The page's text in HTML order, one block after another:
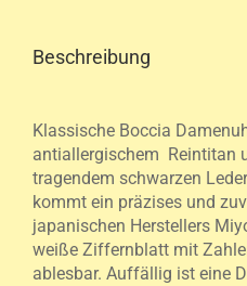
Beschreibung
Klassische Boccia
antiallergischem Reintitan
tragendem schwarzen
kommt ein präzises und
japanischen Herstellers
weiße Ziffernblatt mit
ablesbar. Auffällig ist eine